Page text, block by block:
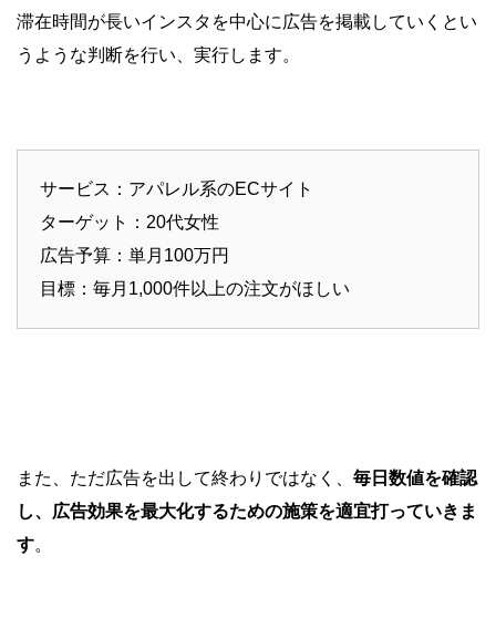
滞在時間が長いインスタを中心に広告を掲載していくとい
うような判断を行い、実行します。
サービス：アパレル系のECサイト
ターゲット：20代女性
広告予算：単月100万円
目標：毎月1,000件以上の注文がほしい
また、ただ広告を出して終わりではなく、 毎日数値を確認
し、広告効果を最大化するための施策を適宜打っていきま
す。